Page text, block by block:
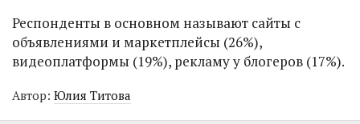
Респонденты в основном называют сайты с
объявлениями и маркетплейсы (26%),
видеоплатформы (19%), рекламу у блогеров (17%).
Автор: Юлия Титова